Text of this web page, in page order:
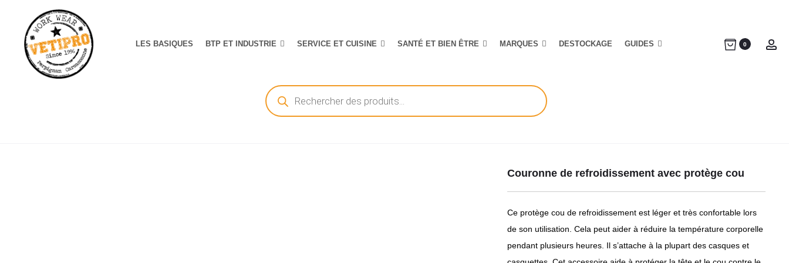
LES BASIQUES BTP ET INDUSTRIE SERVICE ET CUISINE SANTÉ ET BIEN ÊTRE MARQUES DESTOCKAGE GUIDES 0
Recherche
de
produits
Couronne de refroidissement avec protège cou
Ce protège cou de refroidissement est léger et très confortable lors
de son utilisation. Cela peut aider à réduire la température corporelle
pendant plusieurs heures. Il s’attache à la plupart des casques et